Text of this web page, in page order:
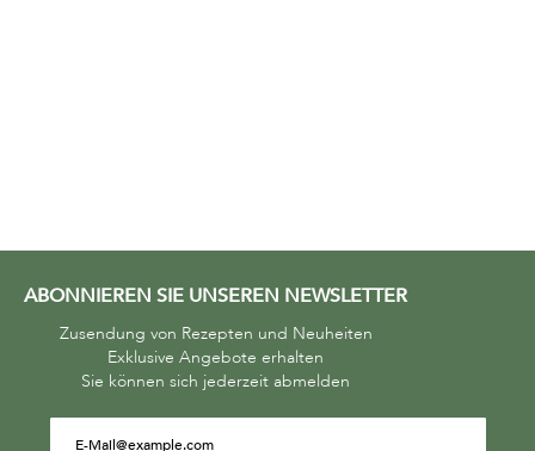
ABONNIEREN SIE UNSEREN NEWSLETTER
Zusendung von Rezepten und Neuheiten
Exklusive Angebote erhalten
Sie können sich jederzeit abmelden